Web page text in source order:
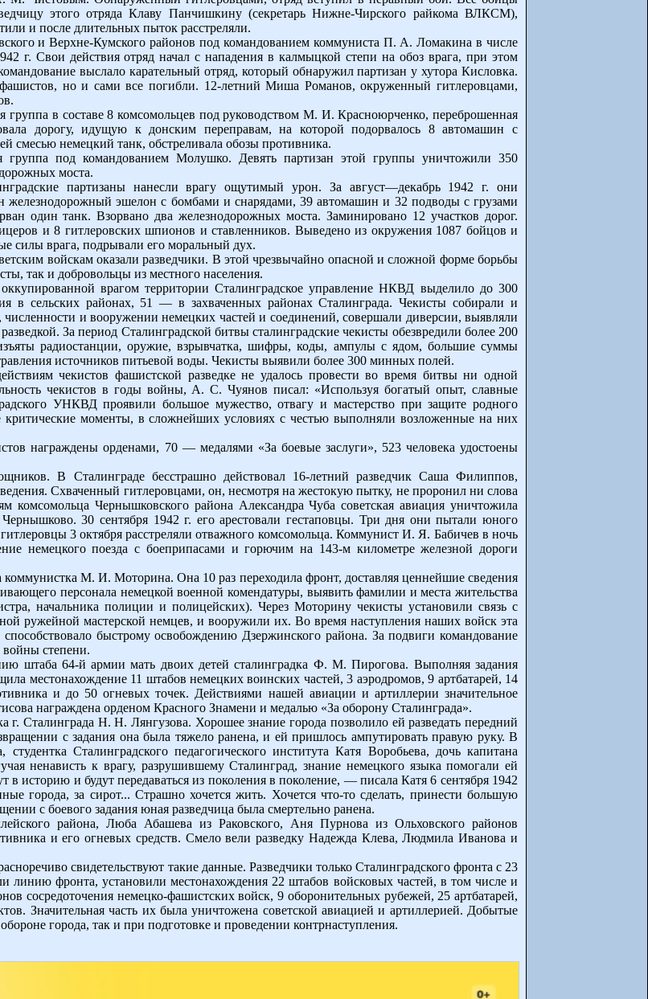
этого отряда Клаву Панчишкину (секретарь Нижне-Чирского райкома ВЛКСМ),
и после длительных пыток расстреляли.
и Верхне-Кумского районов под командованием коммуниста П. А. Ломакина в числе
г. Свои действия отряд начал с нападения в калмыцкой степи на обоз врага, при этом
выслало карательный отряд, который обнаружил партизан у хутора Кисловка.
но и сами все погибли. 12-летний Миша Романов, окруженный гитлеровцами,
группа в составе 8 комсомольцев под руководством М. И. Красноюрченко, переброшенная
дорогу, идущую к донским переправам, на которой подорвалось 8 автомашин с
смесью немецкий танк, обстреливала обозы противника.
под командованием Молушко. Девять партизан этой группы уничтожили 350
моста.
партизаны нанесли врагу ощутимый урон. За август—декабрь 1942 г. они
железнодорожный эшелон с бомбами и снарядами, 39 автомашин и 32 подводы с грузами
один танк. Взорвано два железнодорожных моста. Заминировано 12 участков дорог.
и 8 гитлеровских шпионов и ставленников. Выведено из окружения 1087 бойцов и
силы врага, подрывали его моральный дух.
войскам оказали разведчики. В этой чрезвычайно опасной и сложной форме борьбы
так и добровольцы из местного населения.
врагом территории Сталинградское управление НКВД выделило до 300
в сельских районах, 51 — в захваченных районах Сталинграда. Чекисты собирали и
численности и вооружении немецких частей и соединений, совершали диверсии, выявляли
За период Сталинградской битвы сталинградские чекисты обезвредили более 200
радиостанции, оружие, взрывчатка, шифры, коды, ампулы с ядом, большие суммы
источников питьевой воды. Чекисты выявили более 300 минных полей.
чекистов фашистской разведке не удалось провести во время битвы ни одной
чекистов в годы войны, А. С. Чуянов писал: «Используя богатый опыт, славные
УНКВД проявили большое мужество, отвагу и мастерство при защите родного
моменты, в сложнейших условиях с честью выполняли возложенные на них
награждены орденами, 70 — медалями «За боевые заслуги», 523 человека удостоены
В Сталинграде бесстрашно действовал 16-летний разведчик Саша Филиппов,
Схваченный гитлеровцами, он, несмотря на жестокую пытку, не проронил ни слова
Чернышковского района Александра Чуба советская авиация уничтожила
30 сентября 1942 г. его арестовали гестаповцы. Три дня они пытали юного
3 октября расстреляли отважного комсомольца. Коммунист И. Я. Бабичев в ночь
немецкого поезда с боеприпасами и горючим на 143-м километре железной дороги
М. И. Моторина. Она 10 раз переходила фронт, доставляя ценнейшие сведения
персонала немецкой военной комендатуры, выявить фамилии и места жительства
начальника полиции и полицейских). Через Моторину чекисты установили связь с
ружейной мастерской немцев, и вооружили их. Во время наступления наших войск эта
быстрому освобождению Дзержинского района. За подвиги командование
степени.
штаба 64-й армии мать двоих детей сталинградка Ф. М. Пирогова. Выполняя задания
местонахождение 11 штабов немецких воинских частей, 3 аэродромов, 9 артбатарей, 14
и до 50 огневых точек. Действиями нашей авиации и артиллерии значительное
награждена орденом Красного Знамени и медалью «За оборону Сталинграда».
Сталинграда Н. Н. Лянгузова. Хорошее знание города позволило ей разведать передний
с задания она была тяжело ранена, и ей пришлось ампутировать правую руку. В
Сталинградского педагогического института Катя Воробьева, дочь капитана
ненависть к врагу, разрушившему Сталинград, знание немецкого языка помогали ей
историю и будут передаваться из поколения в поколение, — писала Катя 6 сентября 1942
города, за сирот... Страшно хочется жить. Хочется что-то сделать, принести большую
с боевого задания юная разведчица была смертельно ранена.
района, Люба Абашева из Раковского, Аня Пурнова из Ольховского районов
и его огневых средств. Смело вели разведку Надежда Клева, Людмила Иванова и
свидетельствуют такие данные. Разведчики только Сталинградского фронта с 23
линию фронта, установили местонахождения 22 штабов войсковых частей, в том числе и
сосредоточения немецко-фашистских войск, 9 оборонительных рубежей, 25 артбатарей,
Значительная часть их была уничтожена советской авиацией и артиллерией. Добытые
города, так и при подготовке и проведении контрнаступления.